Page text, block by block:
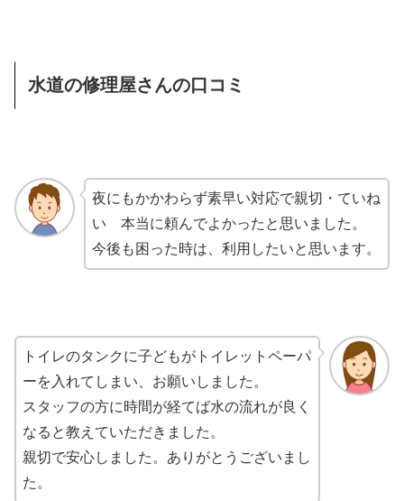
水道の修理屋さんの口コミ
夜にもかかわらず素早い対応で親切・ていね
い 本当に頼んでよかったと思いました。
今後も困った時は、利用したいと思います。
トイレのタンクに子どもがトイレットペーパ
ーを入れてしまい、お願いしました。
スタッフの方に時間が経てば水の流れが良く
なると教えていただきました。
親切で安心しました。ありがとうございまし
た。